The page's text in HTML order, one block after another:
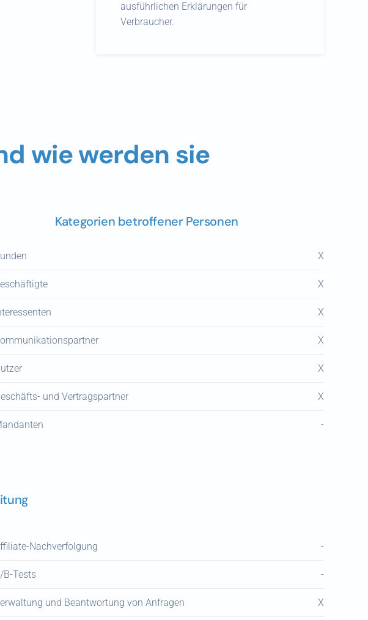
ausführlichen Erklärungen für
Verbraucher.
wie werden sie
Kategorien betroffener Personen
X
X
X
X
X
und Vertragspartner X
-
Nachverfolgung -
B-Tests -
und Beantwortung von Anfragen X